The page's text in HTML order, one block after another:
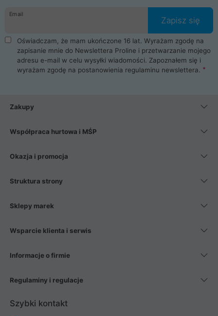
Email
Zapisz się
Oświadczam, że mam ukończone 16 lat. Wyrażam zgodę na
zapisanie mnie do Newslettera Proline i przetwarzanie mojego
adresu e-mail w celu wysyłki wiadomości. Zapoznałem się i
wyrażam zgodę na postanowienia regulaminu newslettera.
Zakupy
Współpraca hurtowa i MŚP
Okazja i promocja
Struktura strony
Sklepy marek
Wsparcie klienta i serwis
Informacje o firmie
Regulaminy i regulacje
Szybki kontakt